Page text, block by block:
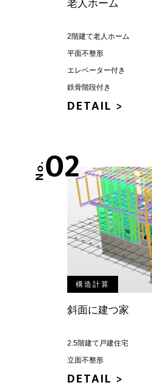
老人ホーム
2階建て老人ホーム
平面不整形
エレベーター付き
鉄骨階段付き
DETAIL >
No.02
構造計算
斜面に建つ家
2.5階建て戸建住宅
立面不整形
DETAIL >